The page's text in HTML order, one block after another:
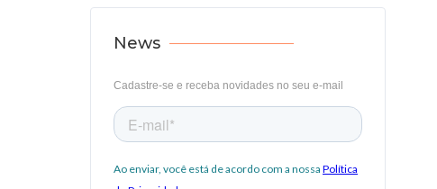
News
Cadastre-se e receba novidades no seu e-mail